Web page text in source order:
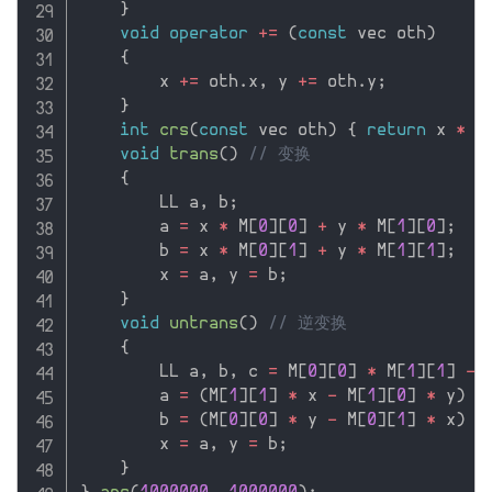
}
void
operator += ( const vec oth )
{
        x
+= oth . x , y += oth . y ;
}
int
crs( const vec oth ) { return x *
void
trans( )
// 变换
{
        LL a
, b ;
        a
= x * M 0 0 + y * M 1 0
;
        b
= x * M 0 1 + y * M 1 1
;
        x
= a , y = b ;
}
void
untrans( )
// 逆变换
{
        LL a
, b , c = M 0 0 * M 1 1 -
        a
= ( M 1 1 * x - M 1 0 * y )
        b
= ( M 0 0 * y - M 0 1 * x )
        x
= a , y = b ;
}